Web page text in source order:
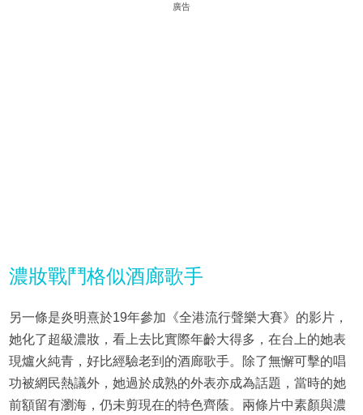
廣告
濃妝戰鬥格似酒廊歌手
另一條是炎明熹於19年參加《全港流行聲樂大賽》的影片，
她化了超級濃妝，看上去比實際年齡大得多，在台上的她表
現爐火純青，好比經驗老到的酒廊歌手。除了無懈可擊的唱
功被網民熱議外，她過於成熟的外表亦成為話題，當時的她
前額留有瀏海，仍未剪現在的特色齊蔭。兩條片中素顏與濃